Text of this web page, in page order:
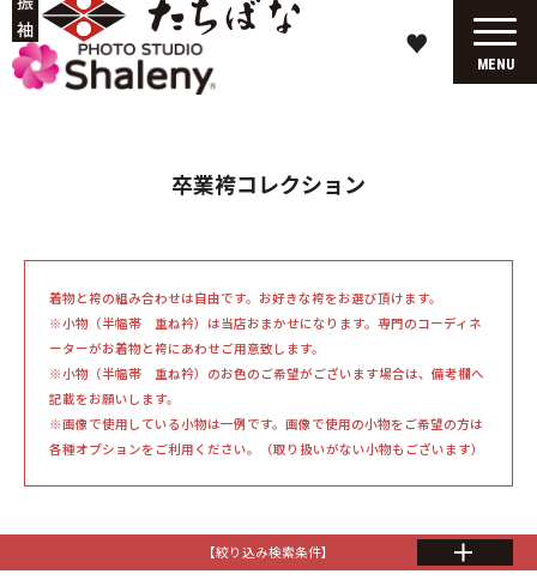
♥
MENU
卒業袴コレクション
着物と袴の組み合わせは自由です。お好きな袴をお選び頂けます。
※小物（半幅帯 重ね衿）は当店おまかせになります。専門のコーディネ
ーターがお着物と袴にあわせご用意致します。
※小物（半幅帯 重ね衿）のお色のご希望がございます場合は、備考欄へ
記載をお願いします。
※画像で使用している小物は一例です。画像で使用の小物をご希望の方は
各種オプションをご利用ください。（取り扱いがない小物もございます）
【絞り込み検索条件】